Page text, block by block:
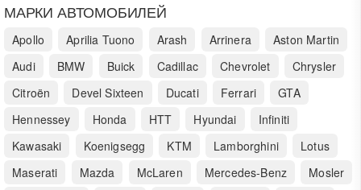
МАРКИ АВТОМОБИЛЕЙ
Apollo Aprilia Tuono Arash Arrinera
Aston Martin
Audi
BMW Buick Cadillac Chevrolet
Chrysler
Citroën
Devel Sixteen Ducati Ferrari
GTA
Hennessey
Honda HTT Hyundai
Infiniti
Kawasaki
Koenigsegg KTM Lamborghini
Lotus
Maserati
Mazda McLaren Mercedes-Benz
Mosler